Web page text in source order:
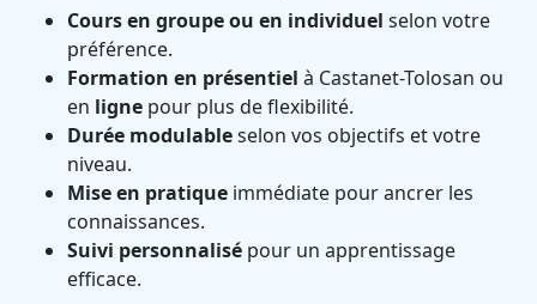
Cours en groupe ou en individuel selon votre
préférence.
Formation en présentiel à Castanet-Tolosan ou
en ligne pour plus de flexibilité.
Durée modulableselon vos objectifs et votre
niveau.
Mise en pratique immédiate pour ancrer les
connaissances.
Suivi personnalisé pour un apprentissage
efficace.